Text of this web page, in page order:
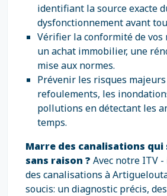
identifiant la source exacte
dysfonctionnement avant
Vérifier la conformité de vos
un achat immobilier, une
mise aux normes.
Prévenir les risques majeurs
refoulements, les
pollutions en détectant les
temps.
Marre des canalisations qui
sans raison ? Avec notre ITV
des canalisations à
soucis: un diagnostic précis,